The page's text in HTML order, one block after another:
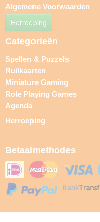
Algemene Voorwaarden
Herroeping
Categorieën
Spellen & Puzzels
Ruilkaarten
Miniature Gaming
Role Playing Games
Agenda
Herroeping
Betaalmethodes